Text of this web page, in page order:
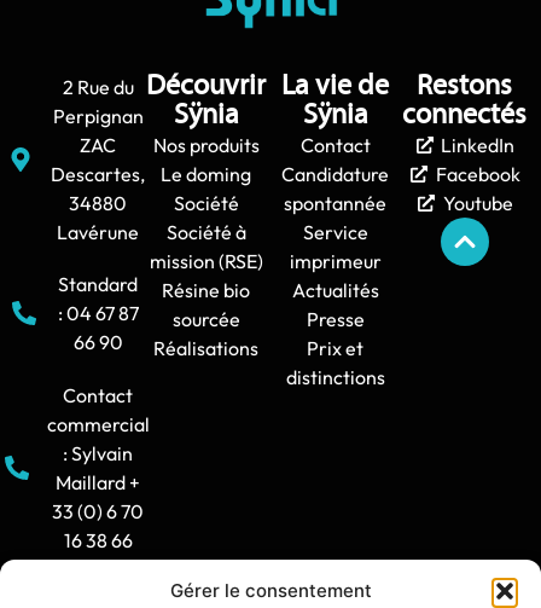
Gérer le consentement
2 Rue du
Perpignan
ZAC
Descartes,
34880
Lavérune
Standard
: 04 67 87
66 90
Contact
commercial
: Sylvain
Maillard +
33 (0) 6 70
16 38 66
Découvrir
Sÿnia
Nos produits
Le doming
Société
Société à
mission (RSE)
Résine bio
sourcée
Réalisations
La vie de
Sÿnia
Contact
Candidature
spontannée
Service
imprimeur
Actualités
Presse
Prix et
distinctions
Restons
connectés
LinkedIn
Facebook
Youtube